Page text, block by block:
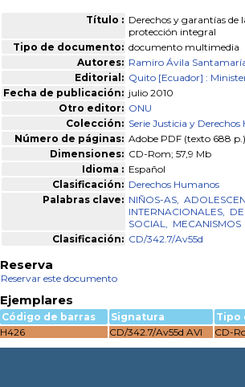
Título : Derechos y garantías de
protección integral
Tipo de documento: documento multimedia
Autores: Ramiro Ávila
Editorial: Quito [Ecuador] :
Fecha de publicación: julio 2010
Otro editor: ONU
Colección: Serie Justicia y
Número de páginas: Adobe PDF (texto 688 p.)
Dimensiones: CD-Rom; 57,9 Mb
Idioma : Español
Clasificación: Derechos Humanos
Palabras clave: NIÑOS-AS,
INTERNACIONALES,
SOCIAL,
MECANISMOS
Clasificación: CD/342.7/Av55d
Reserva
Reservar este documento
Ejemplares
Código de barras Signatura Tipo
H426
CD/342.7/Av55d AVI CD-